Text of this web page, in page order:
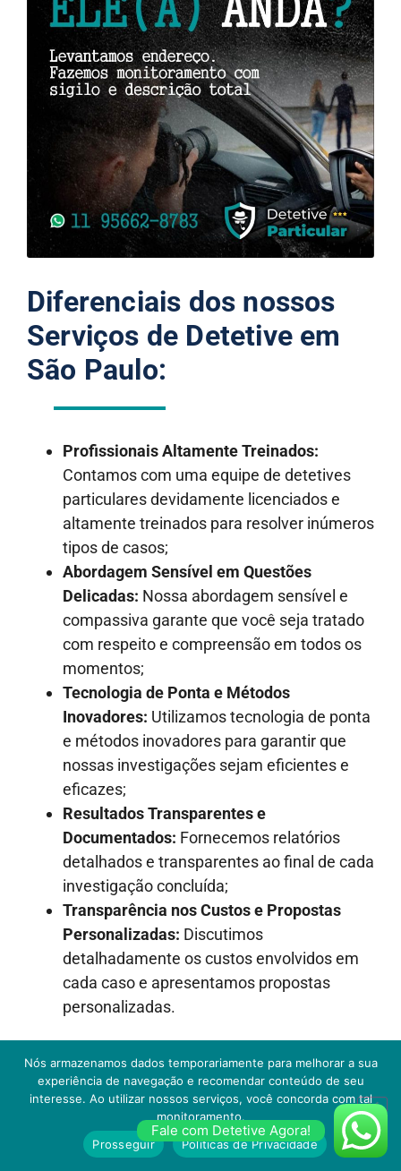
Diferenciais dos nossos
Serviços de Detetive em
São Paulo:
Profissionais Altamente Treinados:
Contamos com uma equipe de detetives
particulares devidamente licenciados e
altamente treinados para resolver inúmeros
tipos de casos;
Abordagem Sensível em Questões
Delicadas: Nossa abordagem sensível e
compassiva garante que você seja tratado
com respeito e compreensão em todos os
momentos;
Tecnologia de Ponta e Métodos
Inovadores: Utilizamos tecnologia de ponta
e métodos inovadores para garantir que
nossas investigações sejam eficientes e
eficazes;
Resultados Transparentes e
Documentados: Fornecemos relatórios
detalhados e transparentes ao final de cada
investigação concluída;
Transparência nos Custos e Propostas
Personalizadas: Discutimos
detalhadamente os custos envolvidos em
cada caso e apresentamos propostas
personalizadas.
Fale com Detetive Agora!
Nós armazenamos dados temporariamente para melhorar a sua
experiência de navegação e recomendar conteúdo de seu
interesse. Ao utilizar nossos serviços, você concorda com tal
monitoramento.
Prosseguir
Políticas de Privacidade